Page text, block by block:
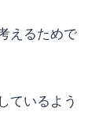
えるためで
ているよう